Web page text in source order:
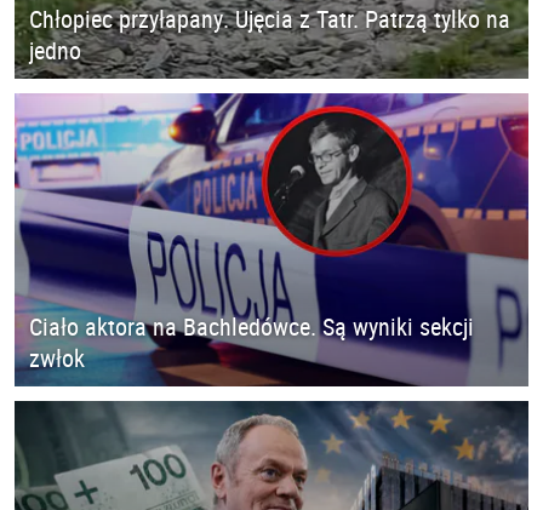
Chłopiec przyłapany. Ujęcia z Tatr. Patrzą tylko na
jedno
Ciało aktora na Bachledówce. Są wyniki sekcji
zwłok